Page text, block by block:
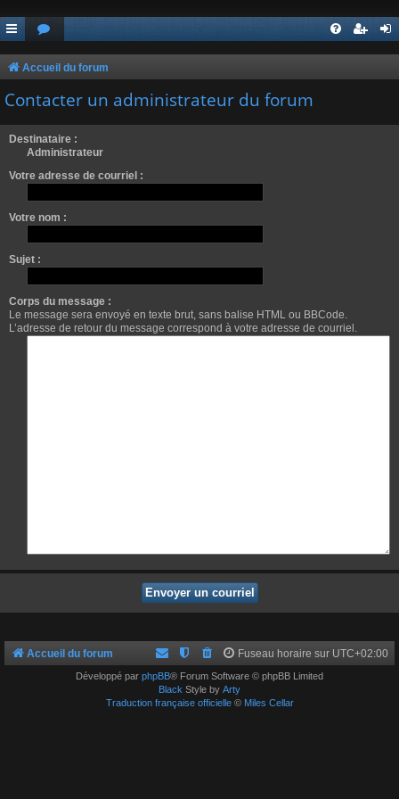
Accueil du forum
Contacter un administrateur du forum
Destinataire :
Administrateur
Votre adresse de courriel :
Votre nom :
Sujet :
Corps du message :
Le message sera envoyé en texte brut, sans balise HTML ou BBCode.
L’adresse de retour du message correspond à votre adresse de courriel.
Accueil du forum Fuseau horaire sur UTC+02:00
Développé par phpBB® Forum Software © phpBB Limited
Black Style by Arty
Traduction française officielle© Miles Cellar